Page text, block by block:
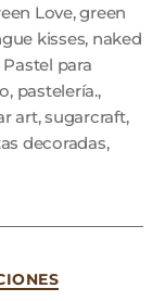
Love,green
kisses, naked
Pastel para
, pastelería.,
art,sugarcraft,
decoradas,